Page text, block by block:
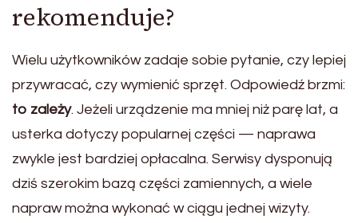
rekomenduje?
Wielu użytkowników zadaje sobie pytanie, czy lepiej
przywracać, czy wymienić sprzęt. Odpowiedź brzmi:
to zależy. Jeżeli urządzenie ma mniej niż parę lat, a
usterka dotyczy popularnej części — naprawa
zwykle jest bardziej opłacalna. Serwisy dysponują
dziś szerokim bazą części zamiennych, a wiele
napraw można wykonać w ciągu jednej wizyty.